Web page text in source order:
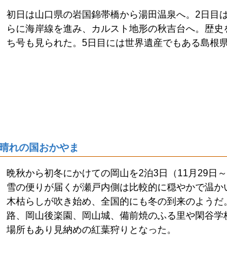
初日は山口県の岩国錦帯橋から湯田温泉へ。2日目
らに海岸線を進み、カルスト地形の秋吉台へ。歴
ち号も見られた。5日目には世界遺産でもある島根
れの国おかやま
晩秋から初冬にかけての岡山を2泊3日（11月29日
雪の便りが届くが瀬戸内側は比較的に穏やかで温
木枯らしが吹き始め、全国的にも冬の到来のよう
路、岡山後楽園、岡山城、備前焼のふる里や閑谷
場所もあり見納めの紅葉狩りとなった。